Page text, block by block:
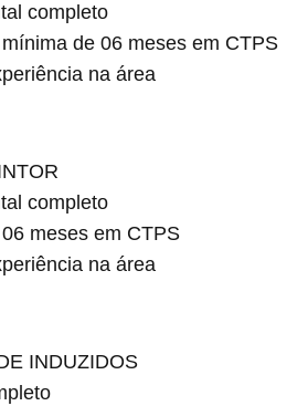
completo
de 06 meses em CTPS
na área
completo
meses em CTPS
na área
INDUZIDOS